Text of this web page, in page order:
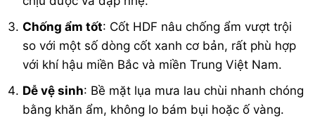
Chống ẩm tốt: Cốt HDF nâu chống ẩm vượt trội
so với một số dòng cốt xanh cơ bản, rất phù hợp
với khí hậu miền Bắc và miền Trung Việt Nam.
Dễ vệ sinh: Bề mặt lụa mưa lau chùi nhanh chóng
bằng khăn ẩm, không lo bám bụi hoặc ố vàng.